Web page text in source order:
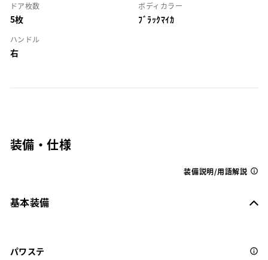
ドア枚数
5枚
ボディカラー
ﾌﾞﾗｯｸﾏｲｶ
ハンドル
右
装備・仕様
装備説明/用語解説
基本装備
パワステ